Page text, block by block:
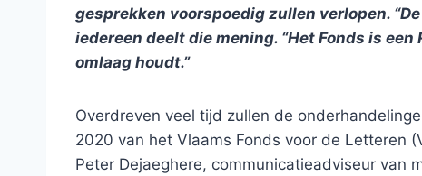
gesprekken voorspoedig zullen verlopen.
iedereen deelt die mening. “Het Fonds is
omlaag houdt.”
Overdreven veel tijd zullen de
2020 van het Vlaams Fonds voor de Letteren
Peter Dejaeghere, communicatieadviseur van